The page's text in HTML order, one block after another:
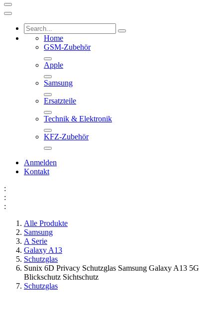
Home
GSM-Zubehör
Apple
Samsung
Ersatzteile
Technik & Elektronik
KFZ-Zubehör
Anmelden
Kontakt
:
:
:
Alle Produkte
Samsung
A Serie
Galaxy A13
Schutzglas
Sunix 6D Privacy Schutzglas Samsung Galaxy A13 5G
Blickschutz Sichtschutz
Schutzglas